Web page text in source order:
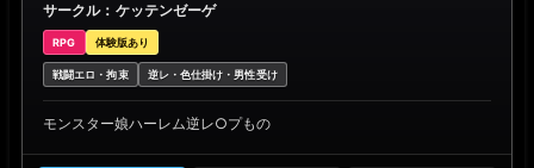
サークル：ケッテンゼーゲ
RPG 体験版あり
戦闘エロ・拘束 逆レ・色仕掛け・男性受け
モンスター娘ハーレム逆レ○プもの